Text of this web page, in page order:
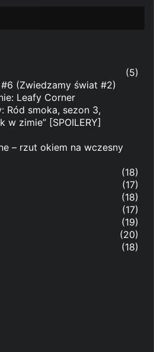
(5)
(Zwiedzamy świat #2)
Leafy Corner
Ród smoka, sezon 3,
w zimie” [SPOILERY]
– rzut okiem na wczesny
(18)
(17)
(18)
(17)
(19)
(20)
(18)